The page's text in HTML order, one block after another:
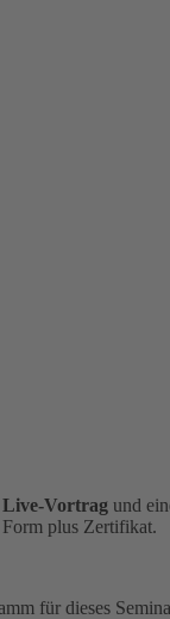
Vortrag und
plus Zertifikat.
für dieses